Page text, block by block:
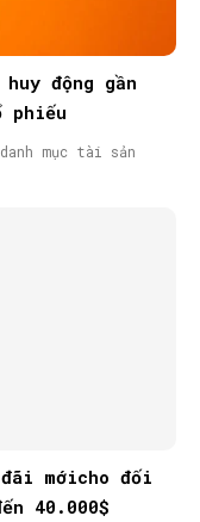
động gần
phiếu
mục tài sản
mớicho đối
40.000$